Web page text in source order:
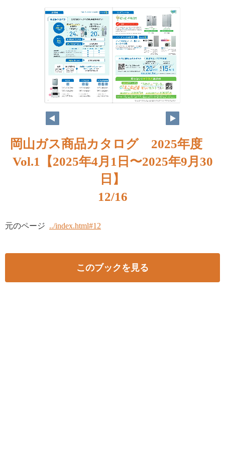
岡山ガス商品カタログ 2025年度
Vol.1【2025年4月1日〜2025年9月30
日】
12/16
元のページ ../index.html#12
このブックを見る